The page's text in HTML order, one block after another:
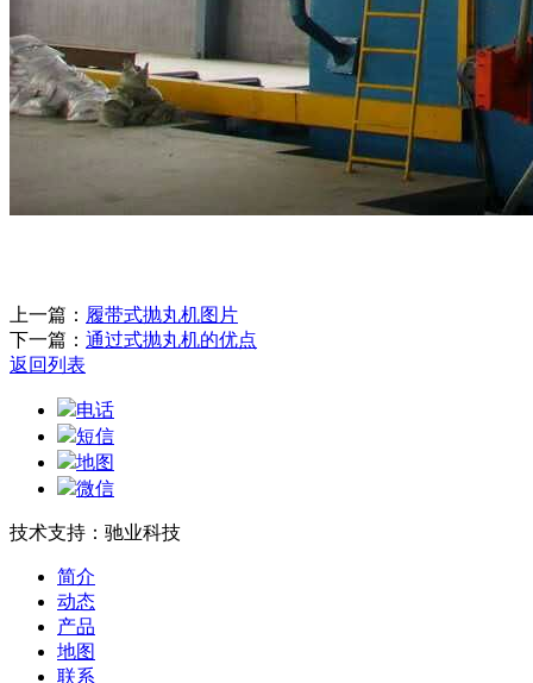
上一篇： 履带式抛丸机图片
下一篇： 通过式抛丸机的优点
返回列表
电话
短信
地图
微信
技术支持：驰业科技
简介
动态
产品
地图
联系